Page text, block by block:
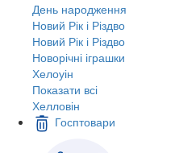
День народження
Новий Рік і Різдво
Новий Рік і Різдво
Новорічні іграшки
Хелоуін
Показати всі
Хелловін
Госптовари